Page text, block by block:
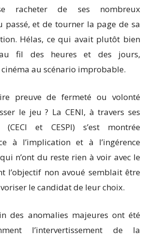
racheter de ses nombreux
passé, et de tourner la page de sa
Hélas, ce qui avait plutôt bien
au fil des heures et des jours,
au scénario improbable.
preuve de fermeté ou volonté
le jeu ? La CENI, à travers ses
(CECI et CESPI) s’est montrée
à l’implication et à l’ingérence
n’ont du reste rien à voir avec le
l’objectif non avoué semblait être
le candidat de leur choix.
des anomalies majeures ont été
l’intervertissement de la